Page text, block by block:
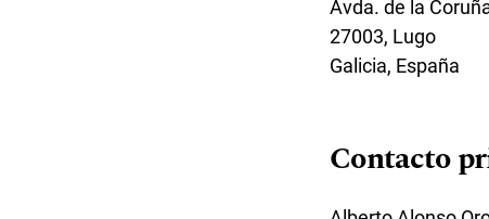
Avda. de la
27003, Lugo
Galicia, España
Contacto